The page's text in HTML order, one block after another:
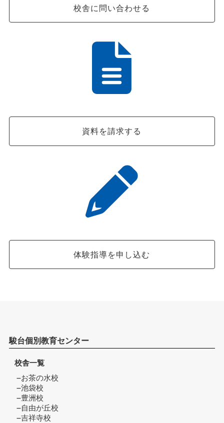
校舎に問い合わせる
資料を請求する
体験指導を申し込む
駿台個別教育センター
校舎一覧
お茶の水校
池袋校
豊洲校
自由が丘校
吉祥寺校